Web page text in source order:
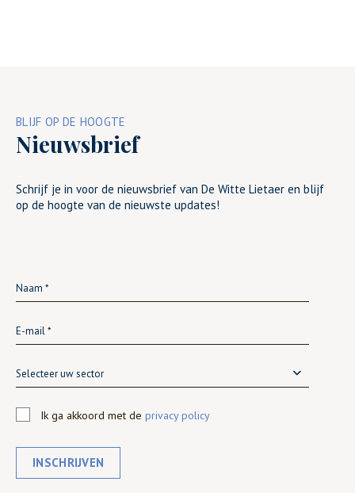
BLIJF OP DE HOOGTE
Nieuwsbrief
Schrijf je in voor de nieuwsbrief van De Witte Lietaer en blijf
op de hoogte van de nieuwste updates!
Selecteer uw sector
Ik ga akkoord met de privacy policy
INSCHRIJVEN